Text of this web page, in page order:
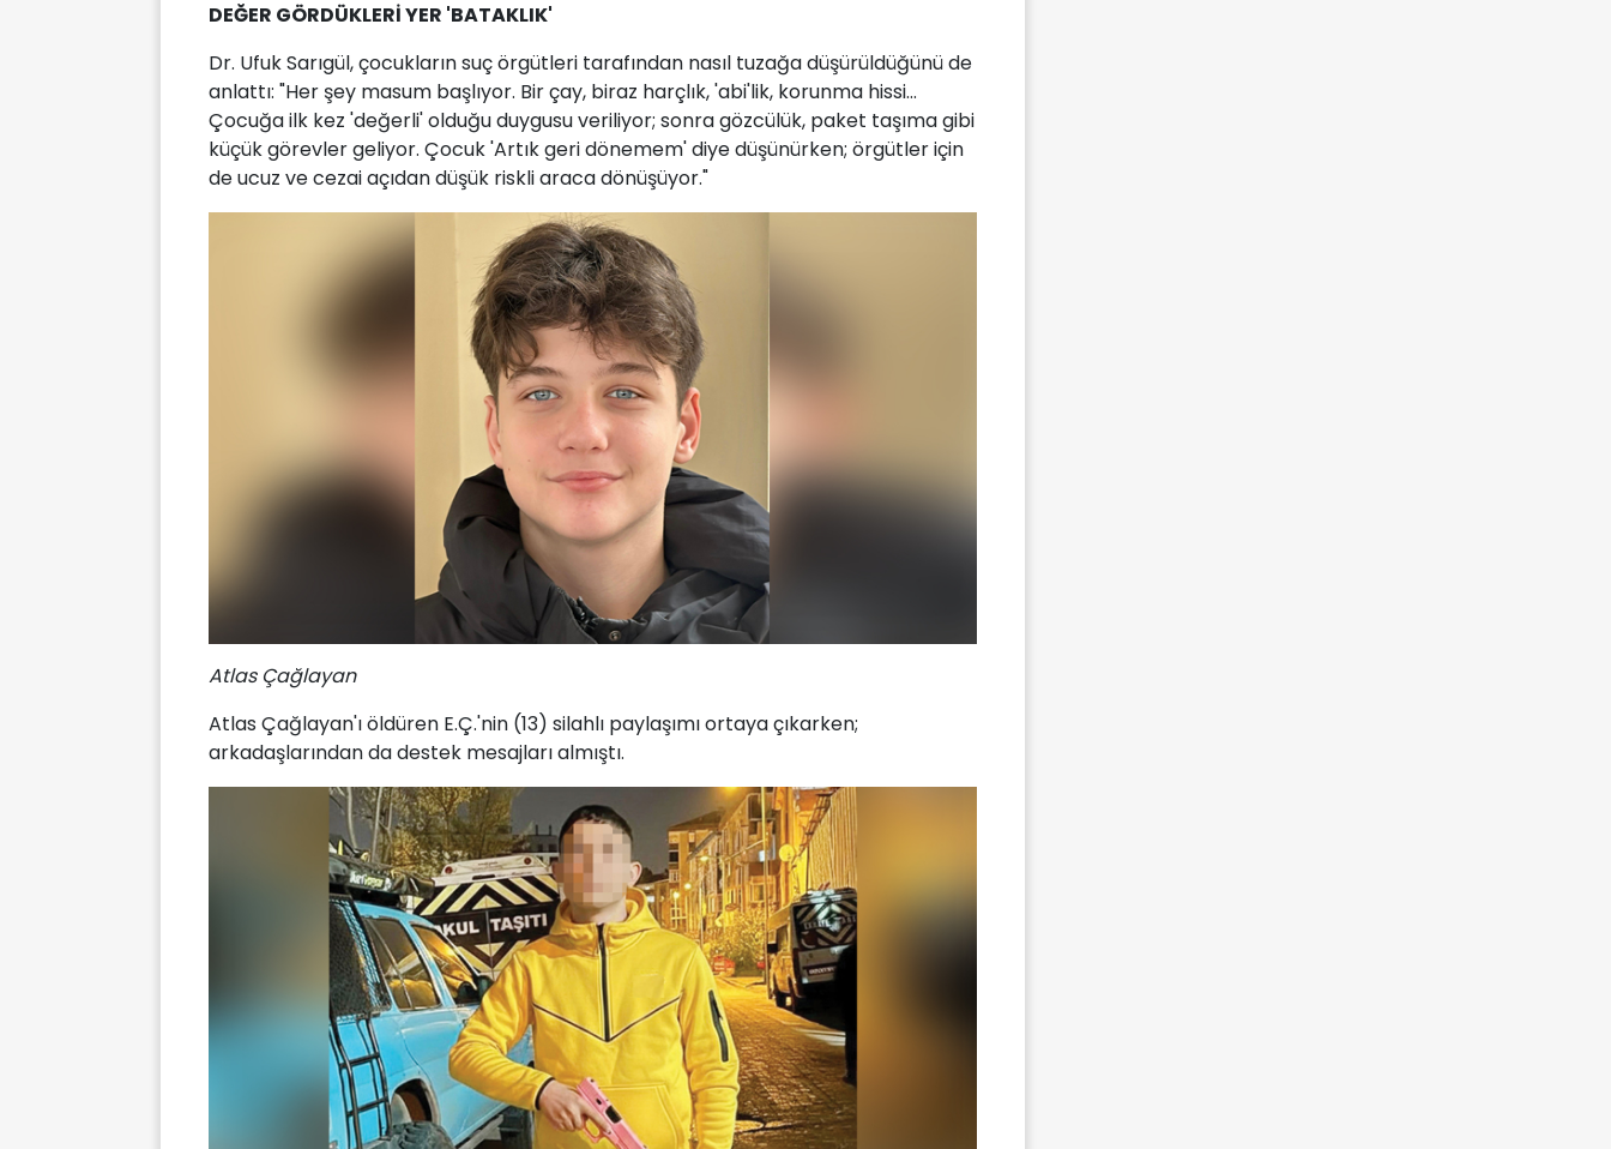
DEĞER GÖRDÜKLERİ YER 'BATAKLIK'
Dr. Ufuk Sarıgül, çocukların suç örgütleri tarafından nasıl tuzağa düşürüldüğünü de
anlattı: "Her şey masum başlıyor. Bir çay, biraz harçlık, 'abi'lik, korunma hissi...
Çocuğa ilk kez 'değerli' olduğu duygusu veriliyor; sonra gözcülük, paket taşıma gibi
küçük görevler geliyor. Çocuk 'Artık geri dönemem' diye düşünürken; örgütler için
de ucuz ve cezai açıdan düşük riskli araca dönüşüyor."
Atlas Çağlayan
Atlas Çağlayan'ı öldüren E.Ç.'nin (13) silahlı paylaşımı ortaya çıkarken;
arkadaşlarından da destek mesajları almıştı.